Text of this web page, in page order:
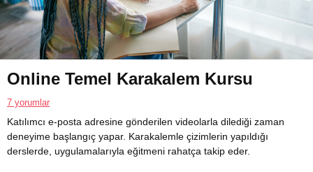
Online Temel Karakalem Kursu
7 yorumlar
Katılımcı e-posta adresine gönderilen videolarla dilediği zaman
deneyime başlangıç yapar. Karakalemle çizimlerin yapıldığı
derslerde, uygulamalarıyla eğitmeni rahatça takip eder.